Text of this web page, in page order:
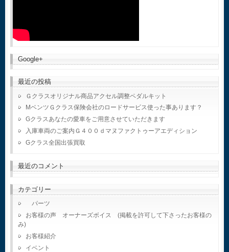
Google+
最近の投稿
Ｇクラスオリジナル商品アクセル調整ペダルキット
MベンツＧクラス保険会社のロードサービス使った事あります？
Gクラスあなたの愛車をご用意させていただきます
入庫車両のご案内Ｇ４００ｄマヌファクトゥーアエディション
Gクラス全国出張買取
最近のコメント
カテゴリー
パーツ
お客様の声 オーナーズボイス (掲載を許可して下さったお客様の
み)
お客様紹介
イベント